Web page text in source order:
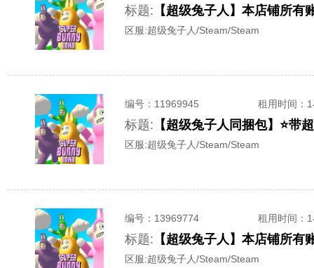
标题: 【超级兔子人】本店铺所
区服:超级兔子人/Steam/Steam
编号： 11969945 租用时间 ：
标题:
区服:超级兔子人/Steam/Steam
编号： 13969774 租用时间 ：
标题: 【超级兔子人】本店铺所
区服:超级兔子人/Steam/Steam